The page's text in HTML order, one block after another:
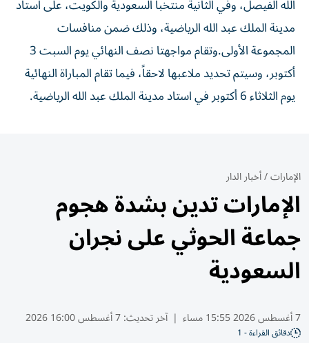
الله الفيصل، وفي الثانية منتخبا السعودية والكويت، على استاد
مدينة الملك عبد الله الرياضية، وذلك ضمن منافسات
المجموعة الأولى.وتقام مواجهتا نصف النهائي يوم السبت 3
أكتوبر، وسيتم تحديد ملاعبها لاحقاً، فيما تقام المباراة النهائية
يوم الثلاثاء 6 أكتوبر في استاد مدينة الملك عبد الله الرياضية.
الإمارات/أخبار الدار
الإمارات تدين بشدة هجوم
جماعة الحوثي على نجران
السعودية
7 أغسطس 2026 15:55 مساء | آخر تحديث:7 أغسطس 16:00 2026
دقائق القراءة - 1